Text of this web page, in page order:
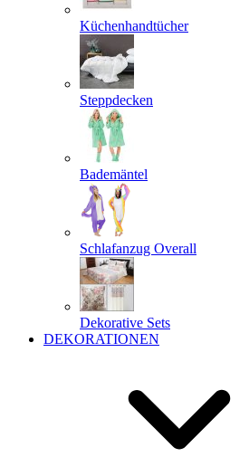
Küchenhandtücher
Steppdecken
Bademäntel
Schlafanzug Overall
Dekorative Sets
DEKORATIONEN